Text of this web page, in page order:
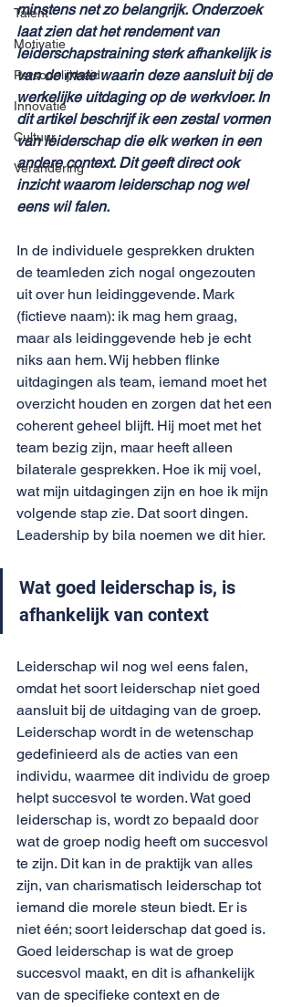
Talent
Motivatie
Persoonlijkheid
Innovatie
Cultuur
Verandering
minstens net zo belangrijk. Onderzoek
laat zien dat het rendement van
leiderschapstraining sterk afhankelijk is
van de mate waarin deze aansluit bij de
werkelijke uitdaging op de werkvloer. In
dit artikel beschrijf ik een zestal vormen
van leiderschap die elk werken in een
andere context. Dit geeft direct ook
inzicht waarom leiderschap nog wel
eens wil falen.
In de individuele gesprekken drukten
de teamleden zich nogal ongezouten
uit over hun leidinggevende. Mark
(fictieve naam): ik mag hem graag,
maar als leidinggevende heb je echt
niks aan hem. Wij hebben flinke
uitdagingen als team, iemand moet het
overzicht houden en zorgen dat het een
coherent geheel blijft. Hij moet met het
team bezig zijn, maar heeft alleen
bilaterale gesprekken. Hoe ik mij voel,
wat mijn uitdagingen zijn en hoe ik mijn
volgende stap zie. Dat soort dingen.
Leadership by bila noemen we dit hier.
Wat goed leiderschap is, is
afhankelijk van context
Leiderschap wil nog wel eens falen,
omdat het soort leiderschap niet goed
aansluit bij de uitdaging van de groep.
Leiderschap wordt in de wetenschap
gedefinieerd als de acties van een
individu, waarmee dit individu de groep
helpt succesvol te worden. Wat goed
leiderschap is, wordt zo bepaald door
wat de groep nodig heeft om succesvol
te zijn. Dit kan in de praktijk van alles
zijn, van charismatisch leiderschap tot
iemand die morele steun biedt. Er is
niet één; soort leiderschap dat goed is.
Goed leiderschap is wat de groep
succesvol maakt, en dit is afhankelijk
van de specifieke context en de